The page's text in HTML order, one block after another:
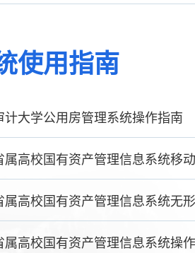
使用指南
计大学公用房管理系统操作指南
属高校国有资产管理信息系统移
属高校国有资产管理信息系统无
属高校国有资产管理信息系统操